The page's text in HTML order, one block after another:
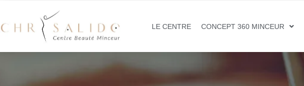
LE CENTRE CONCEPT 360 MINCEUR